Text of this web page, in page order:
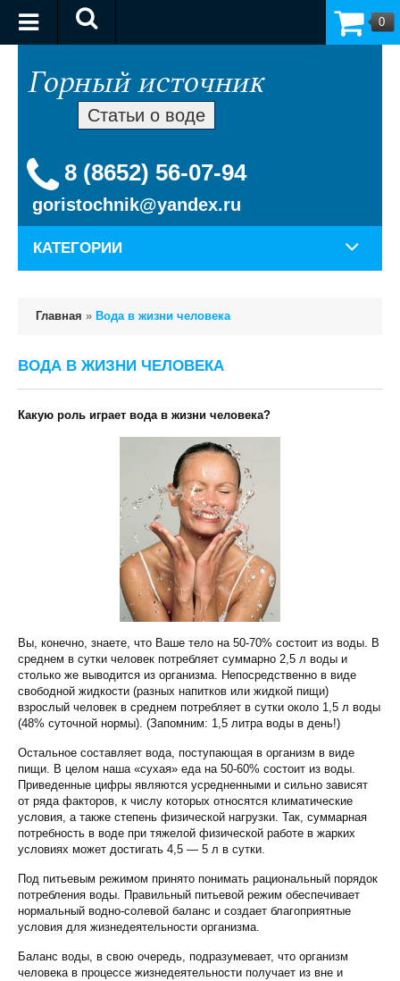
Статьи о воде
0
8 (8652) 56-07-94
goristochnik@yandex.ru
КАТЕГОРИИ
Главная » Вода в жизни человека
ВОДА В ЖИЗНИ ЧЕЛОВЕКА
Какую роль играет вода в жизни человека?
Вы, конечно, знаете, что Ваше тело на 50-70% состоит из воды. В
среднем в сутки человек потребляет суммарно 2,5 л воды и
столько же выводится из организма. Непосредственно в виде
свободной жидкости (разных напитков или жидкой пищи)
взрослый человек в среднем потребляет в сутки около 1,5 л воды
(48% суточной нормы). (Запомним: 1,5 литра воды в день!)
Остальное составляет вода, поступающая в организм в виде
пищи. В целом наша «сухая» еда на 50-60% состоит из воды.
Приведенные цифры являются усредненными и сильно зависят
от ряда факторов, к числу которых относятся климатические
условия, а также степень физической нагрузки. Так, суммарная
потребность в воде при тяжелой физической работе в жарких
условиях может достигать 4,5 — 5 л в сутки.
Под питьевым режимом принято понимать рациональный порядок
потребления воды. Правильный питьевой режим обеспечивает
нормальный водно-солевой баланс и создает благоприятные
условия для жизнедеятельности организма.
Баланс воды, в свою очередь, подразумевает, что организм
человека в процессе жизнедеятельности получает из вне и